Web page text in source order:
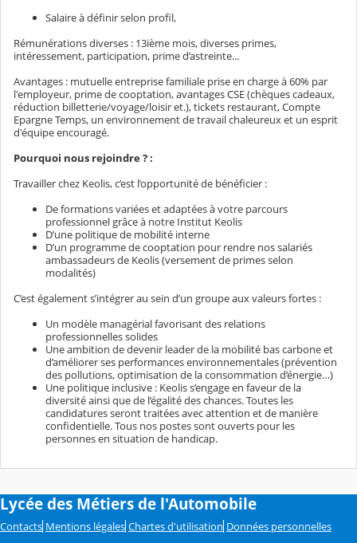
Salaire à définir selon profil,
Rémunérations diverses : 13ième mois, diverses primes,
intéressement, participation, prime d’astreinte...
Avantages : mutuelle entreprise familiale prise en charge à 60% par
l'employeur, prime de cooptation, avantages CSE (chèques cadeaux,
réduction billetterie/voyage/loisir et.), tickets restaurant, Compte
Epargne Temps, un environnement de travail chaleureux et un esprit
d'équipe encouragé.
Pourquoi nous rejoindre ? :
Travailler chez Keolis, c’est l’opportunité de bénéficier :
De formations variées et adaptées à votre parcours
professionnel grâce à notre Institut Keolis
D’une politique de mobilité interne
D’un programme de cooptation pour rendre nos salariés
ambassadeurs de Keolis (versement de primes selon
modalités)
C’est également s’intégrer au sein d’un groupe aux valeurs fortes :
Un modèle managérial favorisant des relations
professionnelles solides
Une ambition de devenir leader de la mobilité bas carbone et
d’améliorer ses performances environnementales (prévention
des pollutions, optimisation de la consommation d’énergie…)
Une politique inclusive : Keolis s’engage en faveur de la
diversité ainsi que de l’égalité des chances. Toutes les
candidatures seront traitées avec attention et de manière
confidentielle. Tous nos postes sont ouverts pour les
personnes en situation de handicap.
Lycée des Métiers de l'Automobile
Contacts Mentions légales Chartes d'utilisation Données personnelles